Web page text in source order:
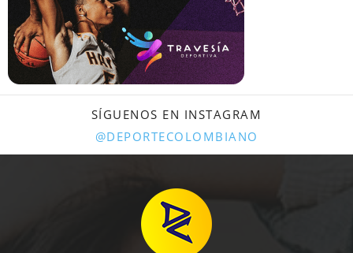
SÍGUENOS EN INSTAGRAM
@DEPORTECOLOMBIANO